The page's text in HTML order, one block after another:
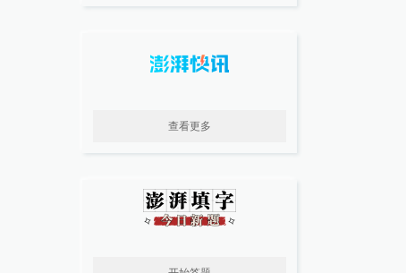
查看更多